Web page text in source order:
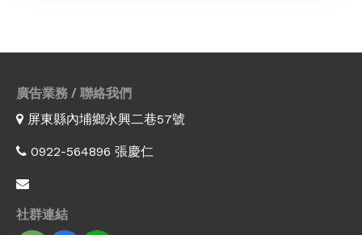
廣告業務 / 聯絡我們
屏東縣內埔鄉永興二巷57號
0922-564896 張慶仁
社群連結